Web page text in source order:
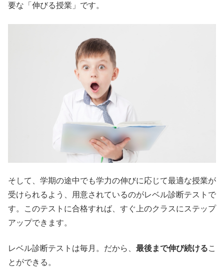
要な「伸びる授業」です。
そして、学期の途中でも学力の伸びに応じて最適な授業が
受けられるよう、用意されているのがレベル診断テストで
す。このテストに合格すれば、すぐ上のクラスにステップ
アップできます。
レベル診断テストは毎月。だから、 最後まで伸び続けるこ
とができる。